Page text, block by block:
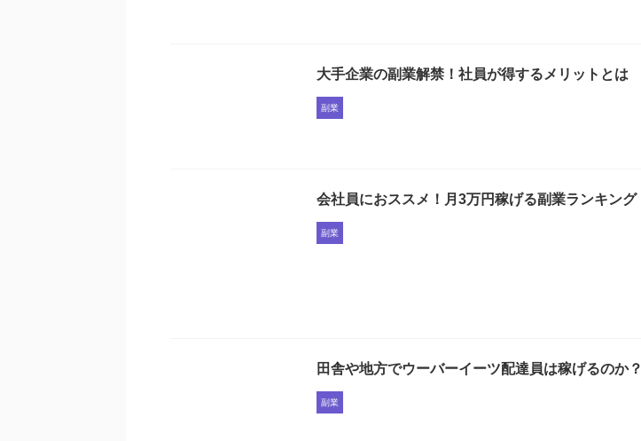
大手企業の副業解禁！社員が得するメリットとは
副業
会社員におススメ！月3万円稼げる副業ランキング
副業
田舎や地方でウーバーイーツ配達員は稼げるのか？
副業